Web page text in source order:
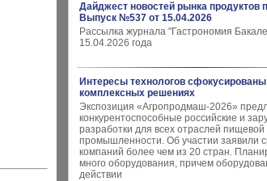
Дайджест новостей рынка продуктов
Выпуск №537 от 15.04.2026
Рассылка журнала "Гастрономия
15.04.2026 года
Интересы технологов
комплексных решениях
Экспозиция «Агропродмаш-2026»
конкурентоспособные российские и
разработки для всех отраслей пищевой
промышленности. Об участии заявили
компаний более чем из 20 стран.
много оборудования, причем
действии